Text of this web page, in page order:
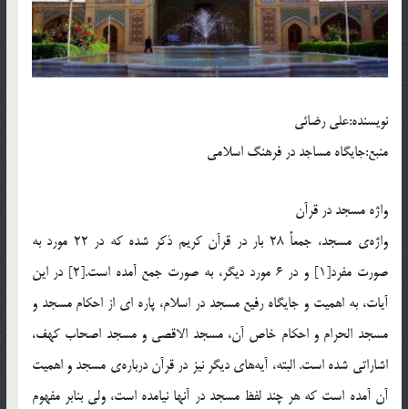
نويسنده:علي رضائي
منبع:جايگاه مساجد در فرهنگ اسلامي
واژه مسجد در قرآن
واژه‎ي مسجد، جمعاً 28 بار در قرآن كريم ذكر شده كه در 22 مورد به
صورت مفرد[1] و در 6 مورد ديگر، به صورت جمع آمده است.[2] در اين
آيات، به اهميت و جايگاه رفيع مسجد در اسلام، پاره اي از احكام مسجد و
مسجد الحرام و احكام خاص آن، مسجد الاقصي و مسجد اصحاب كهف،
اشاراتي شده است. البته، آيه‌هاي ديگر نيز در قرآن درباره‎ي مسجد و اهميت
آن آمده است كه هر چند لفظ مسجد در آنها نيامده است، ولي بنابر مفهوم